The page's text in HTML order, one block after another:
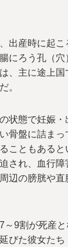
出産時に起こ
にろう孔（
、主に途上
。
状態で妊娠
骨盤に詰まっ
こともあると
され、血行
辺の膀胱や直
～9割が死産
びた彼女た